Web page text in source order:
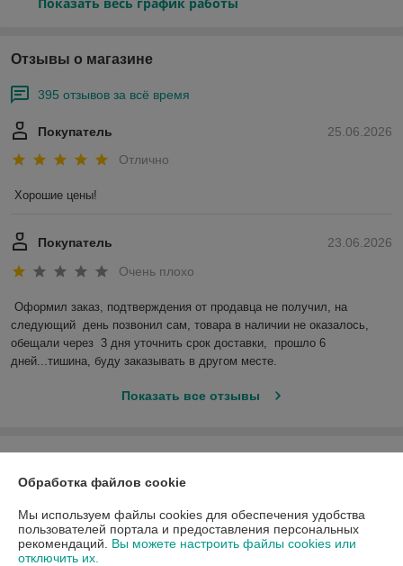
Отзывы о магазине
395 отзывов за всё время
25.06.2026
Покупатель
Отлично
Хорошие цены!
23.06.2026
Покупатель
Очень плохо
Оформил заказ, подтверждения от продавца не получил, на
следующий  день позвонил сам, товара в наличии не оказалось,
обещали через  3 дня уточнить срок доставки,  прошло 6
дней...тишина, буду заказывать в другом месте.
Показать все отзывы
О нас
Доставка и оплата
Обработка файлов cookie
Мы используем файлы cookies для обеспечения удобства
пользователей портала и предоставления персональных
рекомендаций. Вы можете настроить файлы cookies или
отключить их.